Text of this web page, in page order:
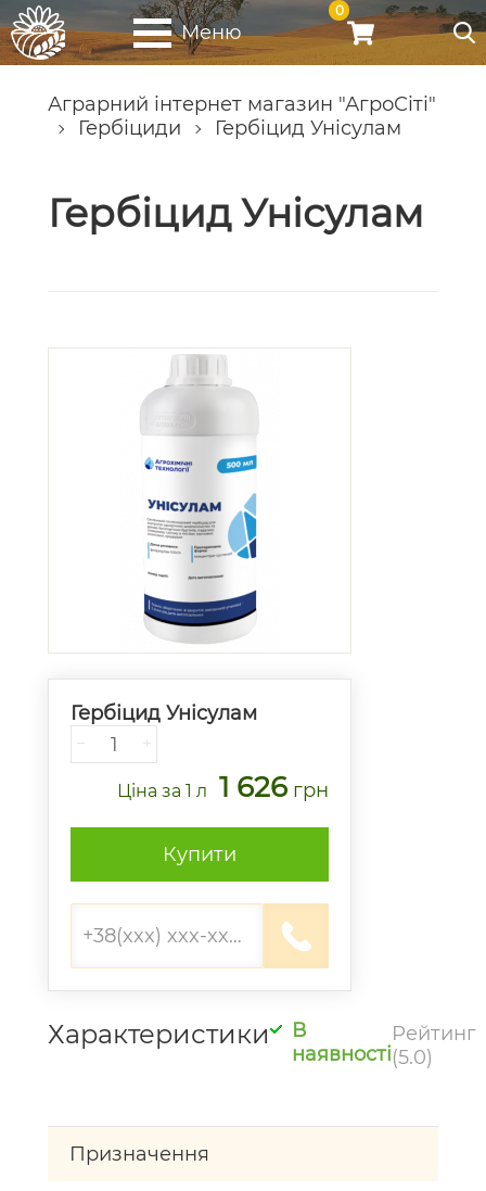
Меню
0
Аграрний інтернет магазин "АгроСіті"
Гербіциди
Гербіцид Унісулам
Гербіцид Унісулам
Гербіцид Унісулам
− +
Ціна за 1 л 1 626 грн
Купити
Характеристики
В
наявності
Рейтинг
(5.0)
Призначення